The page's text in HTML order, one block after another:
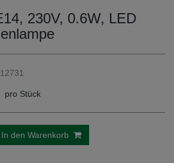
230V, 0.6W, LED
pro Stück
In den Warenkorb